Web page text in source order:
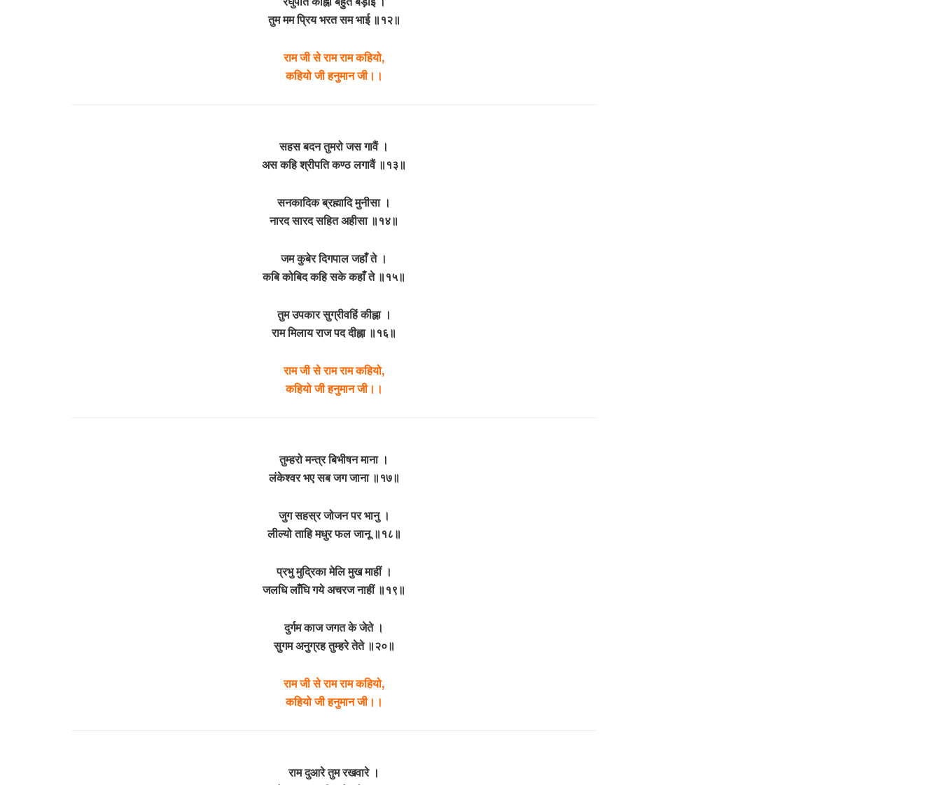
तुम मम प्रिय भरत सम भाई ॥१२॥
राम जी से राम राम कहियो,
कहियो जी हनुमान जी।।
सहस बदन तुमरो जस गावैं ।
अस कहि श्रीपति कण्ठ लगावैं ॥१३॥
सनकादिक ब्रह्मादि मुनीसा ।
नारद सारद सहित अहीसा ॥१४॥
जम कुबेर दिगपाल जहाँ ते ।
कबि कोबिद कहि सके कहाँ ते ॥१५॥
तुम उपकार सुग्रीवहिं कीह्ना ।
राम मिलाय राज पद दीह्ना ॥१६॥
राम जी से राम राम कहियो,
कहियो जी हनुमान जी।।
तुम्हरो मन्त्र बिभीषन माना ।
लंकेश्वर भए सब जग जाना ॥१७॥
जुग सहस्र जोजन पर भानु ।
लील्यो ताहि मधुर फल जानू ॥१८॥
प्रभु मुद्रिका मेलि मुख माहीं ।
जलधि लाँघि गये अचरज नाहीं ॥१९॥
दुर्गम काज जगत के जेते ।
सुगम अनुग्रह तुम्हरे तेते ॥२०॥
राम जी से राम राम कहियो,
कहियो जी हनुमान जी।।
राम दुआरे तुम रखवारे ।